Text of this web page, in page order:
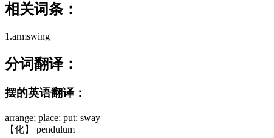
相关词条：
1.armswing
分词翻译：
摆的英语翻译：
arrange; place; put; sway
【化】 pendulum